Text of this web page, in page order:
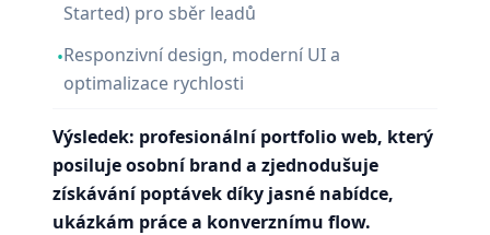
Started) pro sběr leadů
•Responzivní design, moderní UI a
optimalizace rychlosti
Výsledek: profesionální portfolio web, který
posiluje osobní brand a zjednodušuje
získávání poptávek díky jasné nabídce,
ukázkám práce a konverznímu flow.